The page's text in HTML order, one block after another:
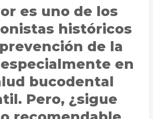
es uno de los
históricos
de la
en
bucodental
Pero, ¿sigue